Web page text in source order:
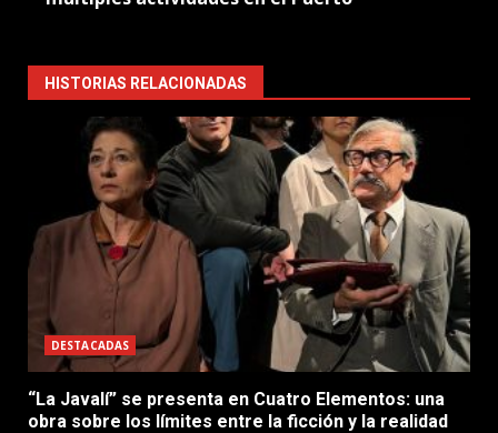
HISTORIAS RELACIONADAS
DESTACADAS
“La Javalí” se presenta en Cuatro Elementos: una
obra sobre los límites entre la ficción y la realidad